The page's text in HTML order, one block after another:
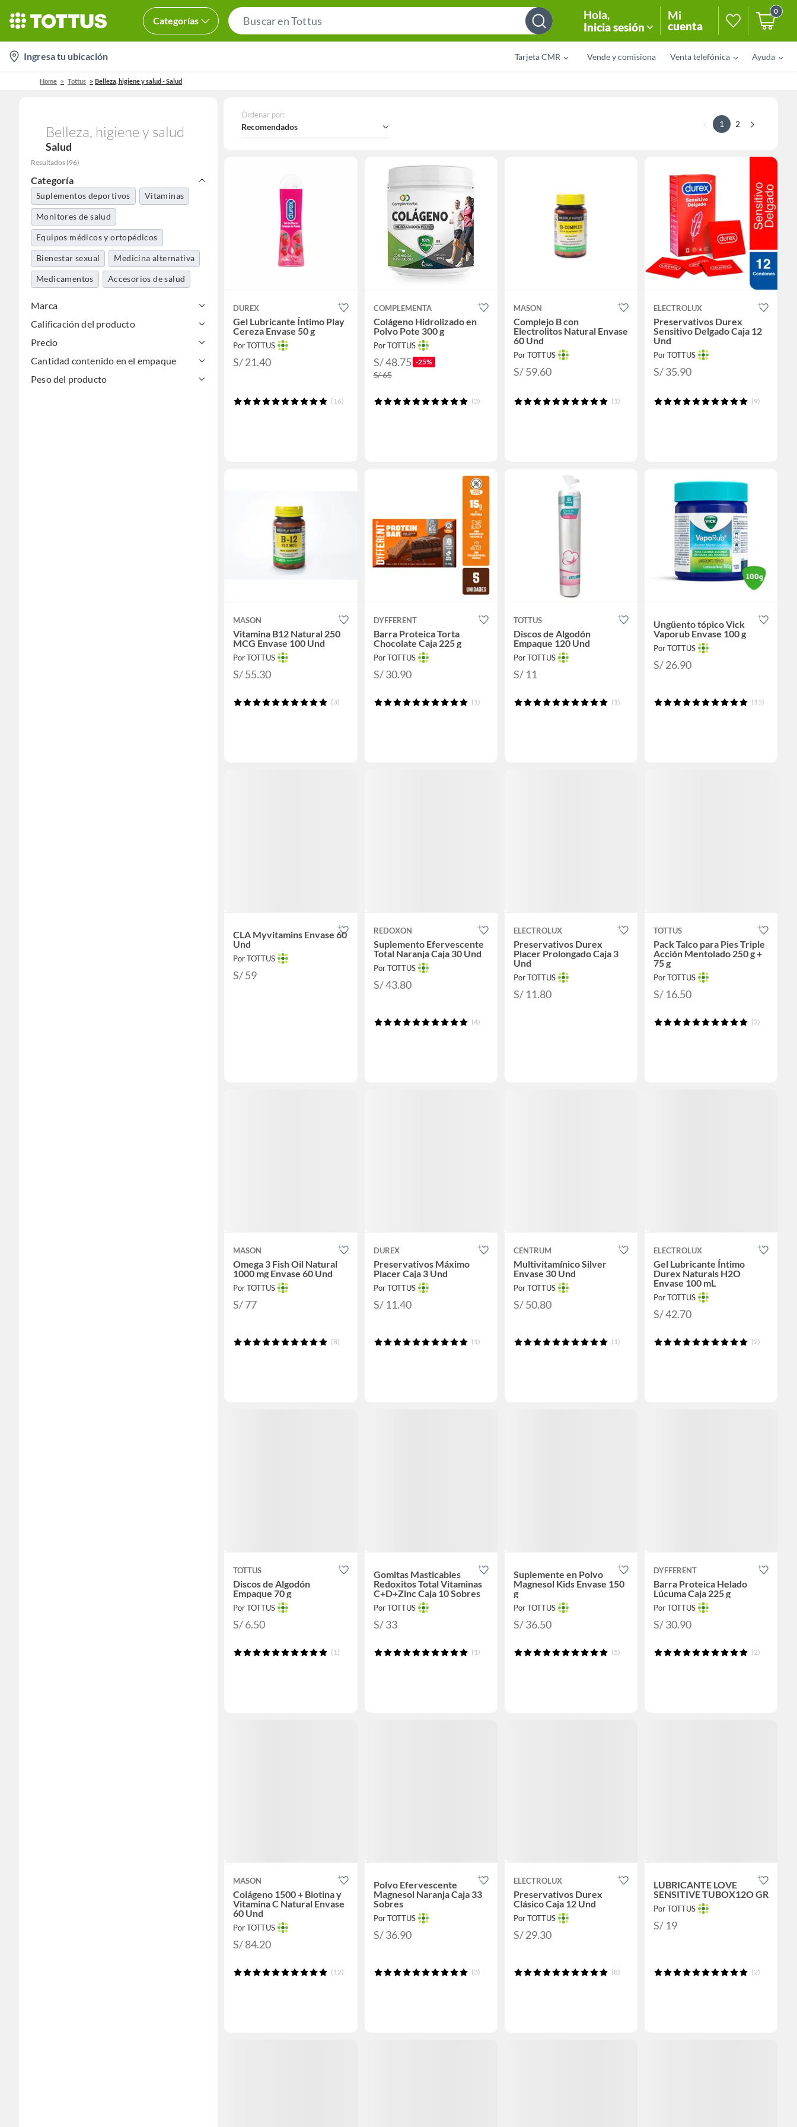
Categorías
Bar
Hola,
Inicia sesión
Mi
cuenta
0
location-
icon
Ingresa tu ubicación Tarjeta CMR Vende y comisiona Venta telefónica Ayuda
Home Tottus Belleza, higiene y salud - Salud
Belleza, higiene y salud
Salud
Resultados (96)
Categoría
Suplementos deportivos Vitaminas
Monitores de salud
Equipos médicos y ortopédicos
Bienestar sexual Medicina alternativa
Medicamentos Accesorios de salud
Marca
Calificación del producto
Precio
Cantidad contenido en el empaque
Peso del producto
Ordenar por:
Recomendados 1 2
DUREX
Gel Lubricante Íntimo Play
Cereza Envase 50 g
Por TOTTUS
S/ 21.40
(16)
COMPLEMENTA
Colágeno Hidrolizado en
Polvo Pote 300 g
Por TOTTUS
S/ 48.75 -25%
S/ 65
(3)
MASON
Complejo B con
Electrolitos Natural Envase
60 Und
Por TOTTUS
S/ 59.60
(1)
ELECTROLUX
Preservativos Durex
Sensitivo Delgado Caja 12
Und
Por TOTTUS
S/ 35.90
(9)
MASON
Vitamina B12 Natural 250
MCG Envase 100 Und
Por TOTTUS
S/ 55.30
(3)
DYFFERENT
Barra Proteica Torta
Chocolate Caja 225 g
Por TOTTUS
S/ 30.90
(1)
TOTTUS
Discos de Algodón
Empaque 120 Und
Por TOTTUS
S/ 11
(1)
Ungüento tópico Vick
Vaporub Envase 100 g
Por TOTTUS
S/ 26.90
(15)
CLA Myvitamins Envase 60
Und
Por TOTTUS
S/ 59
REDOXON
Suplemento Efervescente
Total Naranja Caja 30 Und
Por TOTTUS
S/ 43.80
(4)
ELECTROLUX
Preservativos Durex
Placer Prolongado Caja 3
Und
Por TOTTUS
S/ 11.80
TOTTUS
Pack Talco para Pies Triple
Acción Mentolado 250 g +
75 g
Por TOTTUS
S/ 16.50
(2)
MASON
Omega 3 Fish Oil Natural
1000 mg Envase 60 Und
Por TOTTUS
S/ 77
(8)
DUREX
Preservativos Máximo
Placer Caja 3 Und
Por TOTTUS
S/ 11.40
(1)
CENTRUM
Multivitamínico Silver
Envase 30 Und
Por TOTTUS
S/ 50.80
(1)
ELECTROLUX
Gel Lubricante Íntimo
Durex Naturals H2O
Envase 100 mL
Por TOTTUS
S/ 42.70
(2)
TOTTUS
Discos de Algodón
Empaque 70 g
Por TOTTUS
S/ 6.50
(1)
Gomitas Masticables
Redoxitos Total Vitaminas
C+D+Zinc Caja 10 Sobres
Por TOTTUS
S/ 33
(1)
Suplemente en Polvo
Magnesol Kids Envase 150
g
Por TOTTUS
S/ 36.50
(5)
DYFFERENT
Barra Proteica Helado
Lúcuma Caja 225 g
Por TOTTUS
S/ 30.90
(2)
MASON
Colágeno 1500 + Biotina y
Vitamina C Natural Envase
60 Und
Por TOTTUS
S/ 84.20
(12)
Polvo Efervescente
Magnesol Naranja Caja 33
Sobres
Por TOTTUS
S/ 36.90
(3)
ELECTROLUX
Preservativos Durex
Clásico Caja 12 Und
Por TOTTUS
S/ 29.30
(8)
LUBRICANTE LOVE
SENSITIVE TUBOX12O GR
Por TOTTUS
S/ 19
(2)